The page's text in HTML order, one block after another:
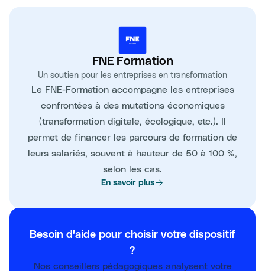
FNE Formation
Un soutien pour les entreprises en transformation
Le FNE-Formation accompagne les entreprises
confrontées à des mutations économiques
(transformation digitale, écologique, etc.). Il
permet de financer les parcours de formation de
leurs salariés, souvent à hauteur de 50 à 100 %,
selon les cas.
En savoir plus
Besoin d'aide pour choisir votre dispositif
?
Nos conseillers pédagogiques analysent votre